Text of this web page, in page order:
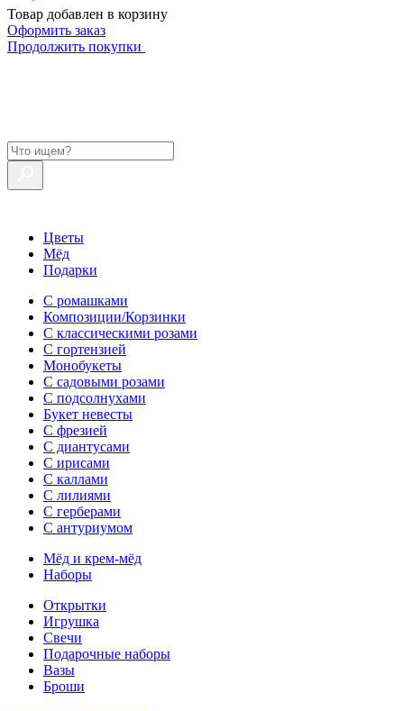
Товар добавлен в корзину
Оформить заказ
Продолжить покупки
Цветы
Мёд
Подарки
С ромашками
Композиции/Корзинки
С классическими розами
С гортензией
Монобукеты
С садовыми розами
С подсолнухами
Букет невесты
С фрезией
С диантусами
С ирисами
С каллами
C лилиями
С герберами
С антуриумом
Мёд и крем-мёд
Наборы
Открытки
Игрушка
Свечи
Подарочные наборы
Вазы
Броши